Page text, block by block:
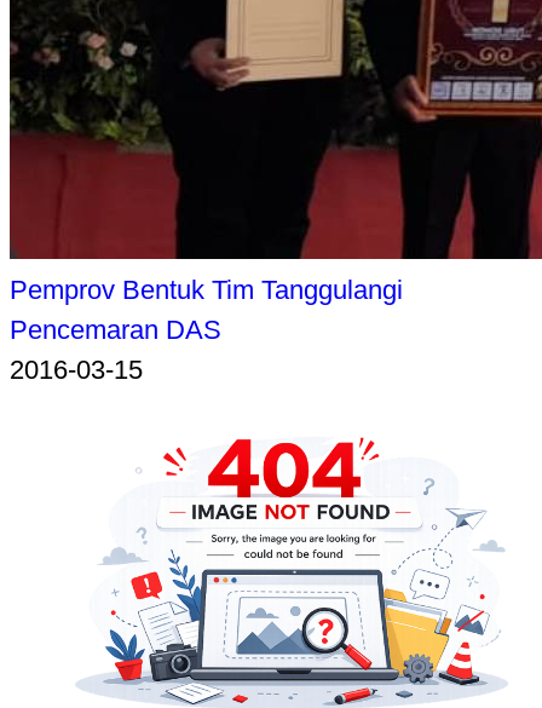
Pemprov Bentuk Tim Tanggulangi
Pencemaran DAS
2016-03-15